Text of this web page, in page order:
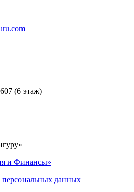
(6 этаж)
и Финансы»
персональных данных